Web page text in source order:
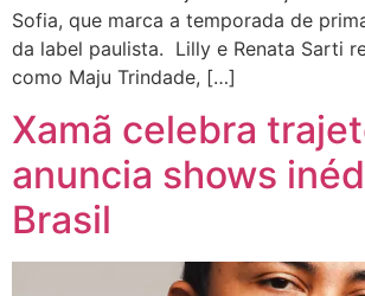
Sofia, que marca a temporada de
da label paulista. Lilly e Renata Sarti
como Maju Trindade, […]
Xamã celebra
anuncia shows
Brasil